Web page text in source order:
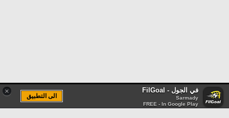
× في الجول - FilGoal
Sarmady
FREE - In Google Play
الى التطبيق